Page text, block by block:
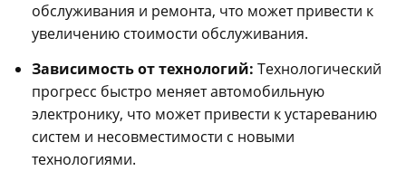
обслуживания и ремонта, что может привести к
увеличению стоимости обслуживания.
Зависимость от технологий: Технологический
прогресс быстро меняет автомобильную
электронику, что может привести к устареванию
систем и несовместимости с новыми
технологиями.